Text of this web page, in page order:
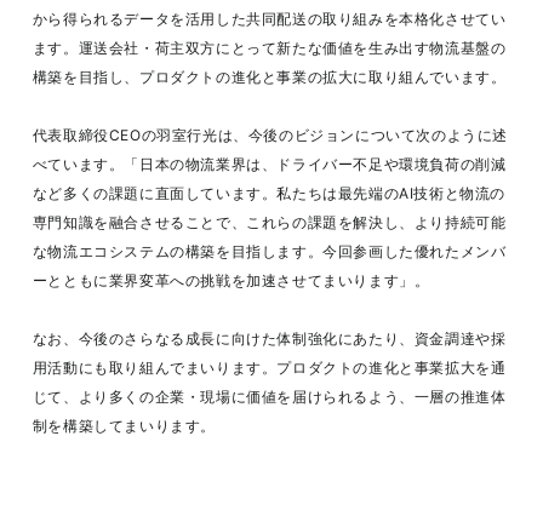
から得られるデータを活用した共同配送の取り組みを本格化させてい
ます。運送会社・荷主双方にとって新たな価値を生み出す物流基盤の
構築を目指し、プロダクトの進化と事業の拡大に取り組んでいます。
代表取締役CEOの羽室行光は、今後のビジョンについて次のように述
べています。「日本の物流業界は、ドライバー不足や環境負荷の削減
など多くの課題に直面しています。私たちは最先端のAI技術と物流の
専門知識を融合させることで、これらの課題を解決し、より持続可能
な物流エコシステムの構築を目指します。今回参画した優れたメンバ
ーとともに業界変革への挑戦を加速させてまいります」。
なお、今後のさらなる成長に向けた体制強化にあたり、資金調達や採
用活動にも取り組んでまいります。プロダクトの進化と事業拡大を通
じて、より多くの企業・現場に価値を届けられるよう、一層の推進体
制を構築してまいります。